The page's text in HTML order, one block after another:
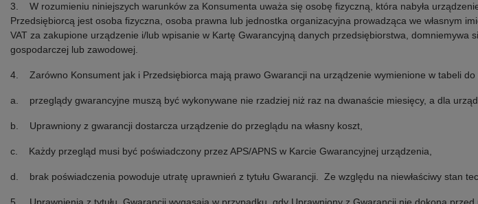
3.
W rozumieniu niniejszych warunków za Konsumenta uważa się osobę fizyczną, która nabyła
Przedsiębiorcą jest osoba fizyczna, osoba prawna lub jednostka organizacyjna prowadząca we własnym
VAT za zakupione urządzenie i/lub wpisanie w Kartę Gwarancyjną danych przedsiębiorstwa,
gospodarczej lub zawodowej.
4. Zarówno Konsument jak i Przedsiębiorca mają prawo Gwarancji na urządzenie wymienione w tabeli
a. przeglądy gwarancyjne muszą być wykonywane nie rzadziej niż raz na dwanaście miesięcy, a dla
b. Uprawniony z gwarancji dostarcza urządzenie do przeglądu na własny koszt,
c. Każdy przegląd musi być poświadczony przez APS/APNS w Karcie Gwarancyjnej urządzenia,
d. brak poświadczenia powoduje utratę uprawnień z tytułu Gwarancji Ze względu na niewłaściwy stan